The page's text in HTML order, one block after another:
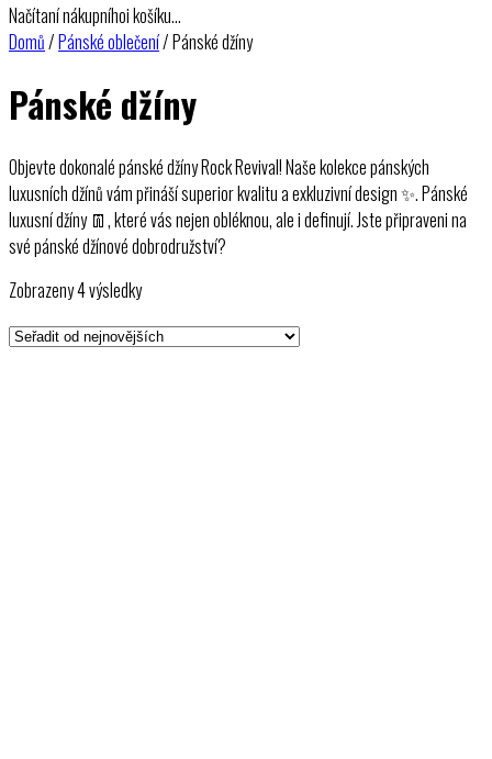
Načítaní nákupníhoi košíku…
Domů/Pánské oblečení/ Pánské džíny
Pánské džíny
Objevte dokonalé pánské džíny Rock Revival! Naše kolekce pánských
luxusních džínů vám přináší superior kvalitu a exkluzivní design ✨. Pánské
luxusní džíny 👖, které vás nejen obléknou, ale i definují. Jste připraveni na
své pánské džínové dobrodružství?
Zobrazeny 4 výsledkySeřazeno
nejnovějších